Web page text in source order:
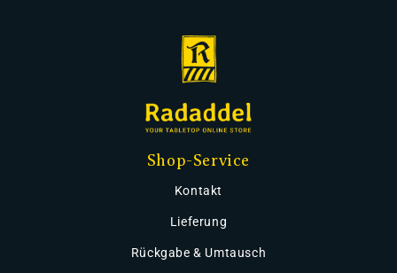
Shop-Service
Kontakt
Lieferung
Rückgabe & Umtausch